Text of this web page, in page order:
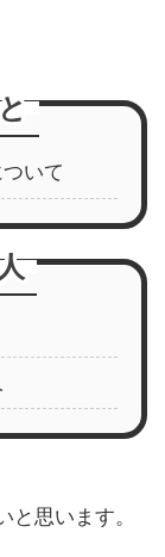
いて
思います。